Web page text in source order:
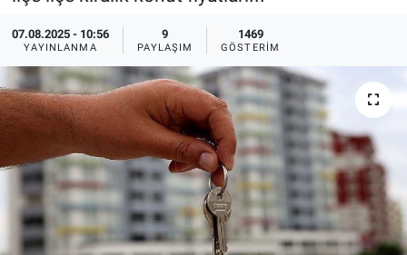
07.08.2025 - 10:56
YAYINLANMA
9
PAYLAŞIM
1469
GÖSTERIM
Ege'den Esintiler
Eğitim
Eğlence
Ekonomi
Forum
İletişim